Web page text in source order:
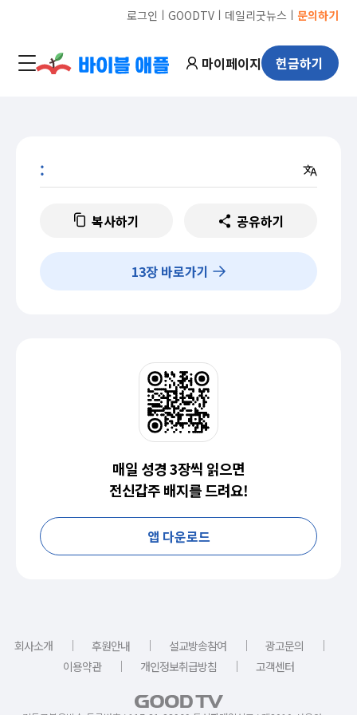
로그인 ㅣ GOODTVㅣ 데일리굿뉴스 ㅣ 문의하기
마이페이지 헌금하기
:
복사하기 공유하기
13장 바로가기
매일 성경 3장씩 읽으면
전신갑주 배지를 드려요!
앱 다운로드
회사소개 ｜ 후원안내 ｜ 설교방송참여 ｜ 광고문의
｜
이용약관
｜ 개인정보취급방침 ｜ 고객센터